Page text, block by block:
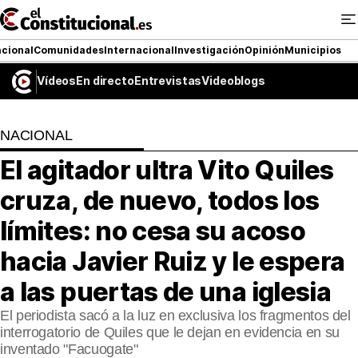
Ir
al
contenido
ComunidadesInternacionalInvestigaciónOpiniónMunicipios
COMUNIDADES
ElConstitucional TV
MásQueTele
ElConstitucional +
MásQueEstilo
MásQuePartidos
VídeosEn directoEntrevistasVideoblogs
NACIONAL
El agitador ultra Vito Quiles
cruza, de nuevo, todos los
límites: no cesa su acoso
hacia Javier Ruiz y le espera
a las puertas de una iglesia
El periodista sacó a la luz en exclusiva los fragmentos del
interrogatorio de Quiles que le dejan en evidencia en su
inventado "Facuogate"